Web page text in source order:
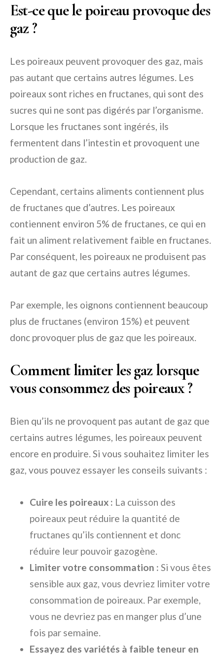
Est-ce que le poireau provoque des
gaz ?
Les poireaux peuvent provoquer des gaz, mais
pas autant que certains autres légumes. Les
poireaux sont riches en fructanes, qui sont des
sucres qui ne sont pas digérés par l’organisme.
Lorsque les fructanes sont ingérés, ils
fermentent dans l’intestin et provoquent une
production de gaz.
Cependant, certains aliments contiennent plus
de fructanes que d’autres. Les poireaux
contiennent environ 5% de fructanes, ce qui en
fait un aliment relativement faible en fructanes.
Par conséquent, les poireaux ne produisent pas
autant de gaz que certains autres légumes.
Par exemple, les oignons contiennent beaucoup
plus de fructanes (environ 15%) et peuvent
donc provoquer plus de gaz que les poireaux.
Comment limiter les gaz lorsque
vous consommez des poireaux ?
Bien qu’ils ne provoquent pas autant de gaz que
certains autres légumes, les poireaux peuvent
encore en produire. Si vous souhaitez limiter les
gaz, vous pouvez essayer les conseils suivants :
Cuire les poireaux : La cuisson des
poireaux peut réduire la quantité de
fructanes qu’ils contiennent et donc
réduire leur pouvoir gazogène.
Limiter votre consommation : Si vous êtes
sensible aux gaz, vous devriez limiter votre
consommation de poireaux. Par exemple,
vous ne devriez pas en manger plus d’une
fois par semaine.
Essayez des variétés à faible teneur en